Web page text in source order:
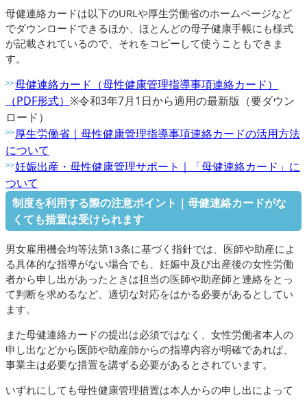
母健連絡カードは以下のURLや厚生労働省のホームページなど
でダウンロードできるほか、ほとんどの母子健康手帳にも様式
が記載されているので、それをコピーして使うこともできま
す。
母健連絡カード（母性健康管理指導事項連絡カード）
（PDF形式） ※令和3年7月1日から適用の最新版（要ダウン
ロード）
厚生労働省｜母性健康管理指導事項連絡カードの活用方法
について
妊娠出産・母性健康管理サポート｜「母健連絡カード」に
ついて
制度を利用する際の注意ポイント｜母健連絡カードがな
くても措置は受けられます
男女雇用機会均等法第13条に基づく指針では、医師や助産によ
る具体的な指導がない場合でも、妊娠中及び出産後の女性労働
者から申し出があったときは担当の医師や助産師と連絡をとっ
て判断を求めるなど、適切な対応をはかる必要があるとしてい
ます。
また母健連絡カードの提出は必須ではなく、女性労働者本人の
申し出などから医師や助産師からの指導内容が明確であれば、
事業主は必要な措置を講ずる必要があるとされています。
いずれにしても母性健康管理措置は本人からの申し出によって